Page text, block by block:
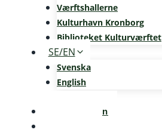
Værftshallerne
Kulturhavn Kronborg
Biblioteket Kulturværftet
SE/EN
Svenska
English
Kalenderen